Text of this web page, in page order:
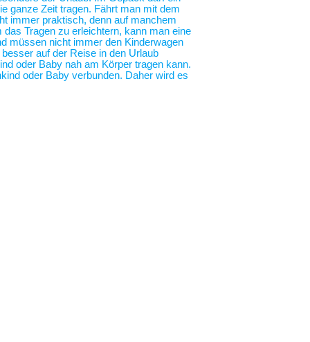
ganze Zeit tragen. Fährt man mit dem
immer praktisch, denn auf manchem
Tragen zu erleichtern, kann man eine
müssen nicht immer den Kinderwagen
auf der Reise in den Urlaub
oder Baby nah am Körper tragen kann.
oder Baby verbunden. Daher wird es